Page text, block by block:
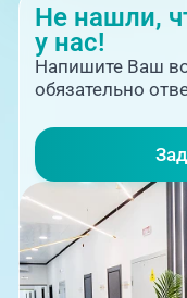
Не нашли,
у нас!
Напишите Ваш
обязательно